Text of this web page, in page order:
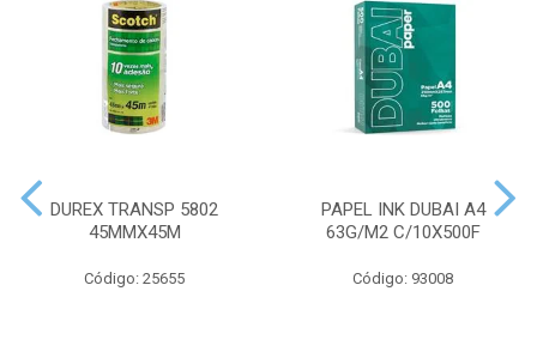
DUREX TRANSP 5802
45MMX45M
Código: 25655
PAPEL INK DUBAI A4
63G/M2 C/10X500F
Código: 93008